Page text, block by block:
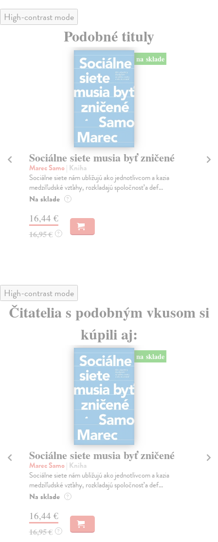
High-contrast mode
Podobné tituly
na sklade
Sociálne siete musia byť zničené
Marec Samo| Kniha
Sociálne siete nám ubližujú ako jednotlivcom a kazia
medziľudské vzťahy, rozkladajú spoločnosť a def...
Na sklade ?
16,44 €
16,95 € ?
High-contrast mode
Čitatelia s podobným vkusom si
kúpili aj:
na sklade
Sociálne siete musia byť zničené
Marec Samo| Kniha
Sociálne siete nám ubližujú ako jednotlivcom a kazia
medziľudské vzťahy, rozkladajú spoločnosť a def...
Na sklade ?
16,44 €
16,95 € ?